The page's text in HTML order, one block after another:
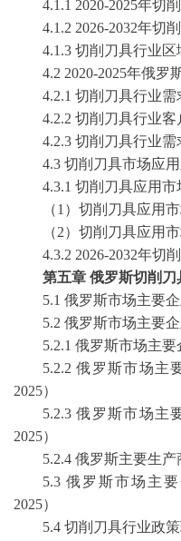
4.1.1 2020-2025年切
4.1.2 2026-2032年切
4.1.3 切削刀具行业区
4.2 2020-2025年俄罗
4.2.1 切削刀具行业需
4.2.2 切削刀具行业客
4.2.3 切削刀具行业需
4.3 切削刀具市场应
4.3.1 切削刀具应用市
（1） 切削刀具应用
（2） 切削刀具应用
4.3.2 2026-2032年切
第五章 俄罗斯切削刀
5.1 俄罗斯市场主要
5.2 俄罗斯市场主要
5.2.1 俄罗斯市场主要
5.2.2俄罗斯市场主
2025）
5.2.3俄罗斯市场主
2025）
5.2.4 俄罗斯主要生产
5.3 俄罗斯市场主
2025）
5.4 切削刀具行业政